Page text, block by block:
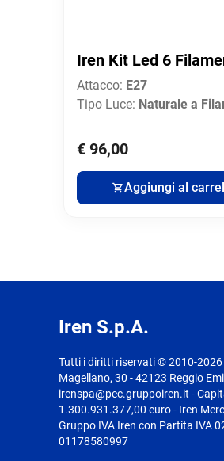
Iren Kit Led 6
Attacco: E27
Tipo Luce: Naturale a
€ 96,00
Aggiungi al
Iren S.p.A.
Tutti i diritti riservati © 2010-2026
Magellano, 30 - 42123 Reggio
irenspa@pec.gruppoiren.it -
1.300.931.377,00 euro - Iren
Gruppo IVA Iren con Partita IVA
01178580997